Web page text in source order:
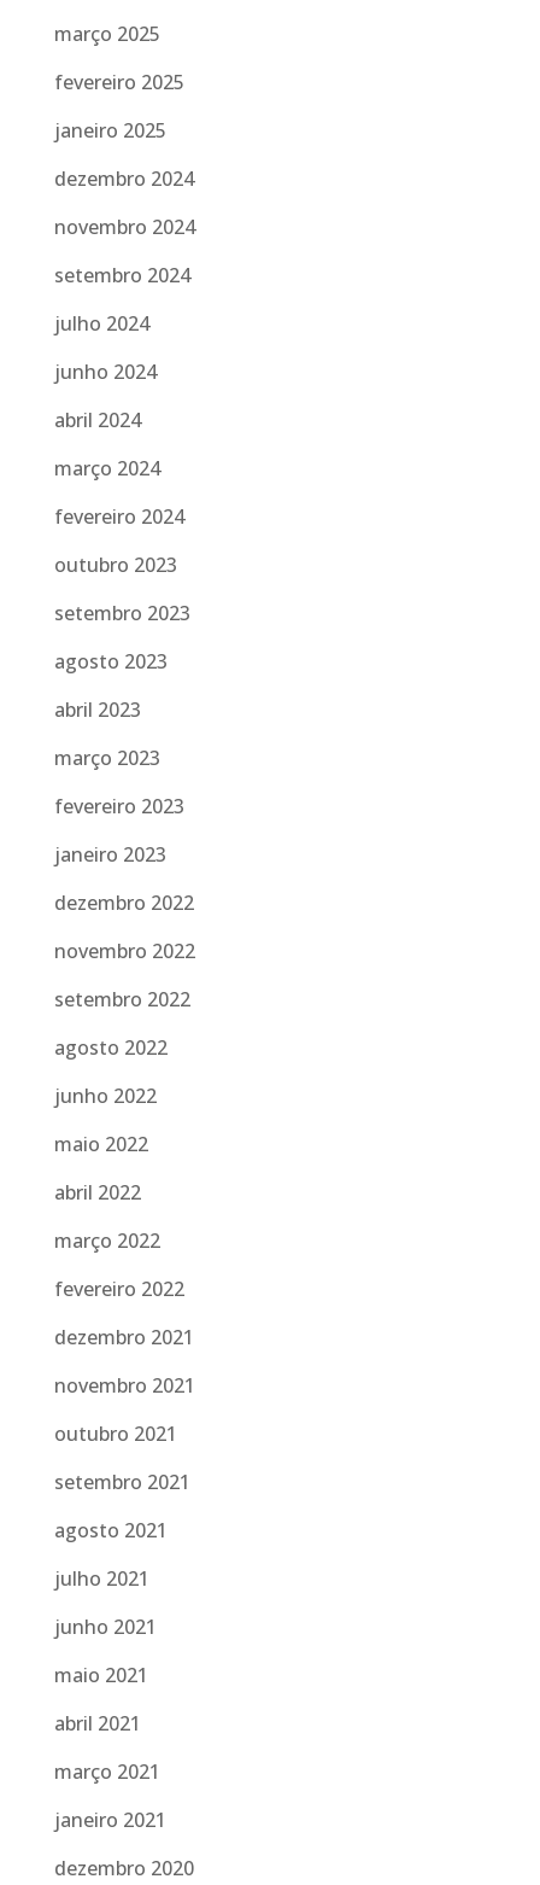
março 2025
fevereiro 2025
janeiro 2025
dezembro 2024
novembro 2024
setembro 2024
julho 2024
junho 2024
abril 2024
março 2024
fevereiro 2024
outubro 2023
setembro 2023
agosto 2023
abril 2023
março 2023
fevereiro 2023
janeiro 2023
dezembro 2022
novembro 2022
setembro 2022
agosto 2022
junho 2022
maio 2022
abril 2022
março 2022
fevereiro 2022
dezembro 2021
novembro 2021
outubro 2021
setembro 2021
agosto 2021
julho 2021
junho 2021
maio 2021
abril 2021
março 2021
janeiro 2021
dezembro 2020